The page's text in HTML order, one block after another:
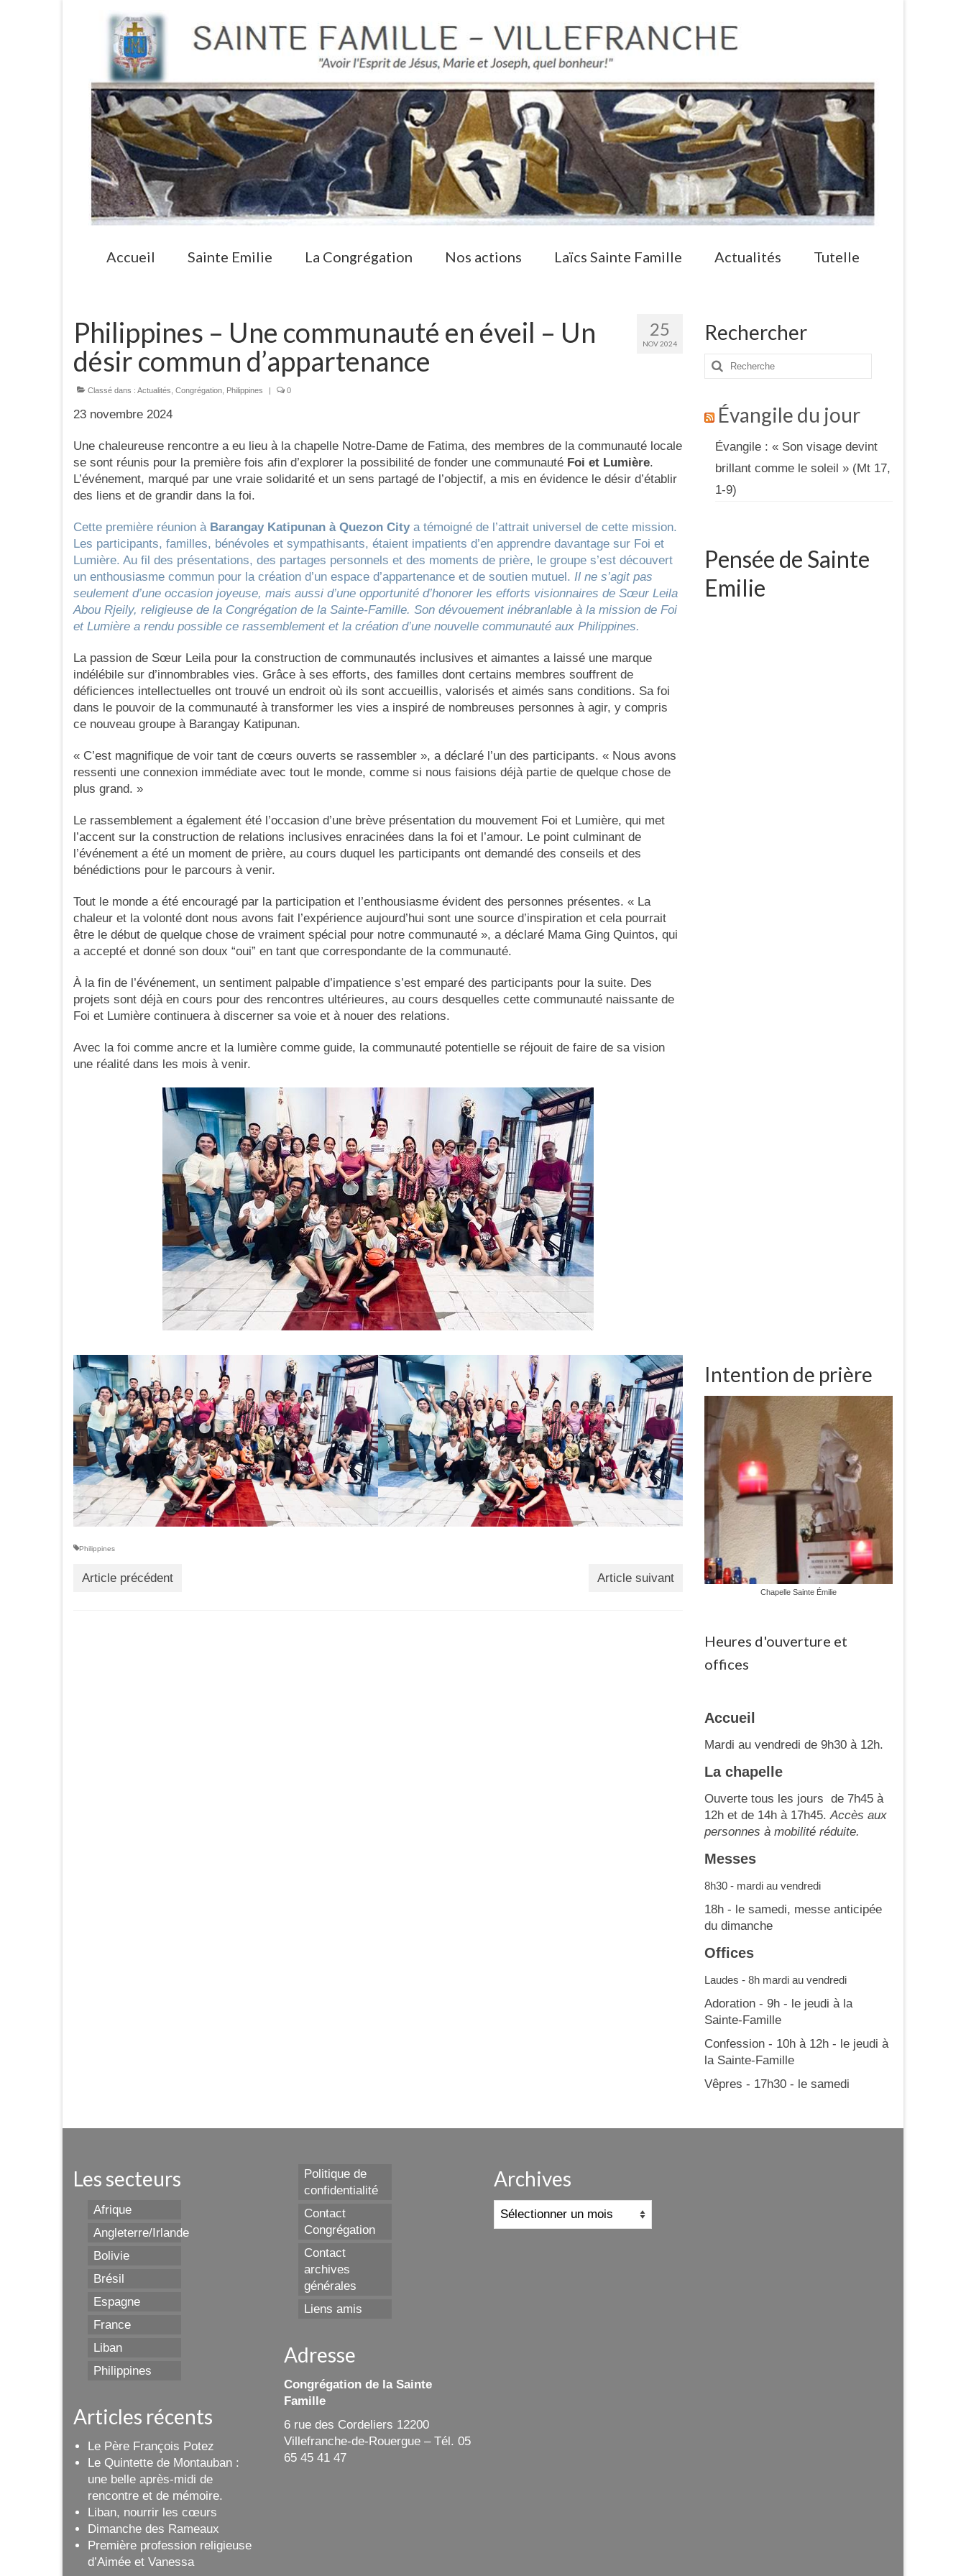
Accueil Sainte Emilie La Congrégation Nos actions Laïcs Sainte Famille Actualités Tutelle
25
NOV 2024
Philippines – Une communauté en éveil – Un
désir commun d’appartenance
Classé dans : Actualités Congrégation Philippines | 0
23 novembre 2024
Une chaleureuse rencontre a eu lieu à la chapelle Notre-Dame de Fatima, des membres de la communauté locale
se sont réunis pour la première fois afin d’explorer la possibilité de fonder une communauté Foi et Lumière.
L’événement, marqué par une vraie solidarité et un sens partagé de l’objectif, a mis en évidence le désir d’établir
des liens et de grandir dans la foi.
Cette première réunion à Barangay Katipunan à Quezon Citya témoigné de l’attrait universel de cette mission.
Les participants, familles, bénévoles et sympathisants, étaient impatients d’en apprendre davantage sur Foi et
Lumière. Au fil des présentations, des partages personnels et des moments de prière, le groupe s’est découvert
un enthousiasme commun pour la création d’un espace d’appartenance et de soutien mutuel. Il ne s’agit pas
seulement d’une occasion joyeuse, mais aussi d’une opportunité d’honorer les efforts visionnaires de Sœur Leila
Abou Rjeily, religieuse de la Congrégation de la Sainte-Famille. Son dévouement inébranlable à la mission de Foi
et Lumière a rendu possible ce rassemblement et la création d’une nouvelle communauté aux Philippines.
La passion de Sœur Leila pour la construction de communautés inclusives et aimantes a laissé une marque
indélébile sur d’innombrables vies. Grâce à ses efforts, des familles dont certains membres souffrent de
déficiences intellectuelles ont trouvé un endroit où ils sont accueillis, valorisés et aimés sans conditions. Sa foi
dans le pouvoir de la communauté à transformer les vies a inspiré de nombreuses personnes à agir, y compris
ce nouveau groupe à Barangay Katipunan.
« C’est magnifique de voir tant de cœurs ouverts se rassembler », a déclaré l’un des participants. « Nous avons
ressenti une connexion immédiate avec tout le monde, comme si nous faisions déjà partie de quelque chose de
plus grand. »
Le rassemblement a également été l’occasion d’une brève présentation du mouvement Foi et Lumière, qui met
l’accent sur la construction de relations inclusives enracinées dans la foi et l’amour. Le point culminant de
l’événement a été un moment de prière, au cours duquel les participants ont demandé des conseils et des
bénédictions pour le parcours à venir.
Tout le monde a été encouragé par la participation et l’enthousiasme évident des personnes présentes. « La
chaleur et la volonté dont nous avons fait l’expérience aujourd’hui sont une source d’inspiration et cela pourrait
être le début de quelque chose de vraiment spécial pour notre communauté », a déclaré Mama Ging Quintos, qui
a accepté et donné son doux “oui” en tant que correspondante de la communauté.
À la fin de l’événement, un sentiment palpable d’impatience s’est emparé des participants pour la suite. Des
projets sont déjà en cours pour des rencontres ultérieures, au cours desquelles cette communauté naissante de
Foi et Lumière continuera à discerner sa voie et à nouer des relations.
Avec la foi comme ancre et la lumière comme guide, la communauté potentielle se réjouit de faire de sa vision
une réalité dans les mois à venir.
Philippines
Article précédent Article suivant
Rechercher
Rechercher
:
Évangile du jour
Évangile : « Son visage devint
brillant comme le soleil » (Mt 17,
1-9)
Pensée de Sainte
Emilie
Intention de prière
Chapelle Sainte Émilie
Heures d'ouverture et
offices
Accueil
Mardi au vendredi de 9h30 à 12h.
La chapelle
Ouverte tous les jours de 7h45 à
12h et de 14h à 17h45.Accès aux
personnes à mobilité réduite.
Messes
8h30 - mardi au vendredi
18h - le samedi, messe anticipée
du dimanche
Offices
Laudes - 8h mardi au vendredi
Adoration - 9h - le jeudi à la
Sainte-Famille
Confession - 10h à 12h - le jeudi à
la Sainte-Famille
Vêpres - 17h30 - le samedi
Les secteurs
Afrique
Angleterre/Irlande
Bolivie
Brésil
Espagne
France
Liban
Philippines
Articles récents
Le Père François Potez
Le Quintette de Montauban :
une belle après-midi de
rencontre et de mémoire.
Liban, nourrir les cœurs
Dimanche des Rameaux
Première profession religieuse
d’Aimée et Vanessa
Politique de
confidentialité
Contact
Congrégation
Contact
archives
générales
Liens amis
Adresse
Congrégation de la Sainte
Famille
6 rue des Cordeliers 12200
Villefranche-de-Rouergue – Tél. 05
65 45 41 47
Archives
Archives